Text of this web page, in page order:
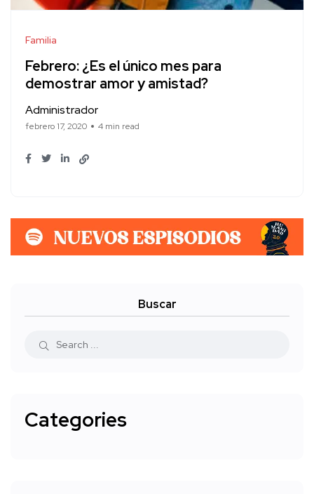
Familia
Febrero: ¿Es el único mes para
demostrar amor y amistad?
Administrador
febrero 17, 2020 4 min read
Buscar
Categories